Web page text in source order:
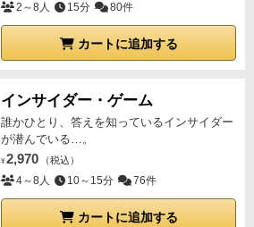
2～8人 15分 80件
カートに追加する
インサイダー・ゲーム
誰かひとり、答えを知っているインサイダー
が潜んでいる…。
¥ 2,970 （税込）
4～8人 10～15分 76件
カートに追加する